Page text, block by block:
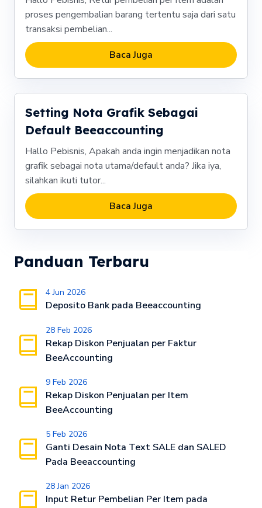
proses pengembalian barang tertentu saja dari satu
transaksi pembelian...
Baca Juga
Setting Nota Grafik Sebagai
Default Beeaccounting
Hallo Pebisnis, Apakah anda ingin menjadikan nota
grafik sebagai nota utama/default anda? Jika iya,
silahkan ikuti tutor...
Baca Juga
Panduan Terbaru
4 Jun 2026
Deposito Bank pada Beeaccounting
28 Feb 2026
Rekap Diskon Penjualan per Faktur
BeeAccounting
9 Feb 2026
Rekap Diskon Penjualan per Item
BeeAccounting
5 Feb 2026
Ganti Desain Nota Text SALE dan SALED
Pada Beeaccounting
28 Jan 2026
Input Retur Pembelian Per Item pada